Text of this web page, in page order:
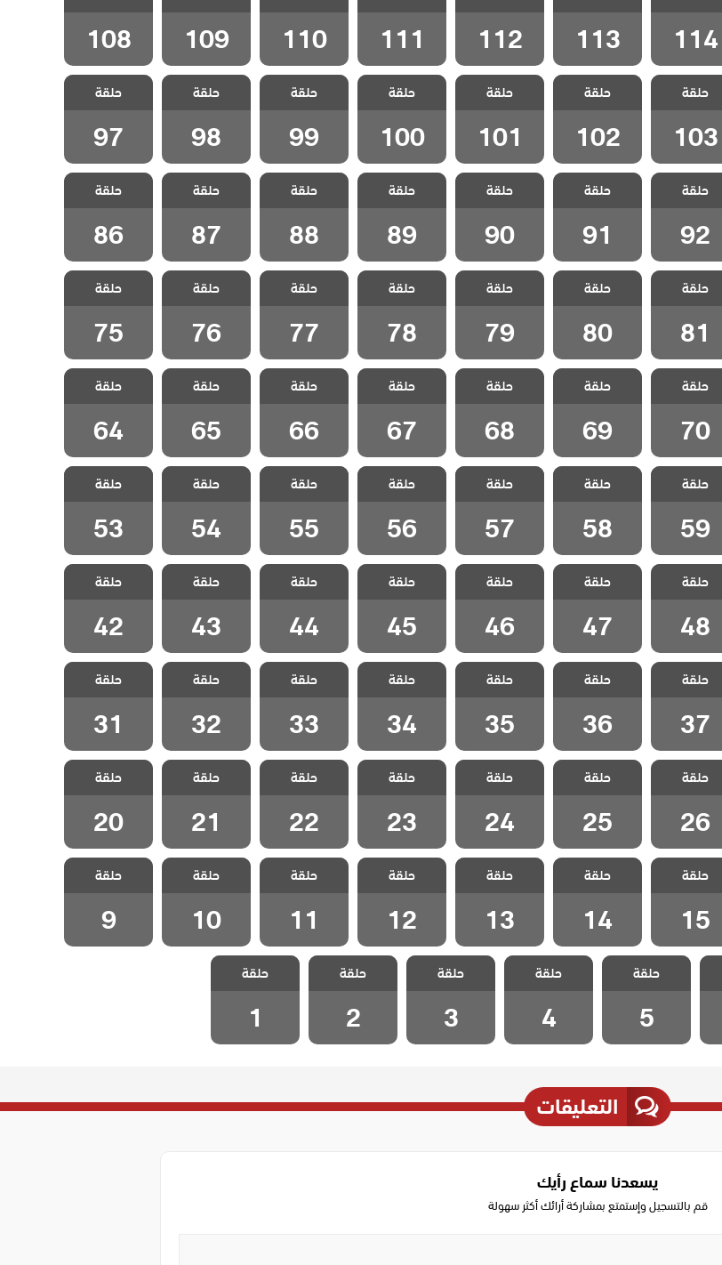
114
114
113
113
112
112
111
111
110
110
109
109
108
108
انا ام
مدبلج الحلقة
103
حلقة
103
مسلسل انا ام
مدبلج الحلقة
102
حلقة
102
مسلسل انا ام
مدبلج الحلقة
101
حلقة
101
مسلسل انا ام
مدبلج الحلقة
100
حلقة
100
مسلسل انا ام
مدبلج الحلقة 99
حلقة
99
مسلسل انا ام
مدبلج الحلقة 98
حلقة
98
مسلسل انا ام
مدبلج الحلقة 97
حلقة
97
انا ام
الحلقة 92
حلقة
92
مسلسل انا ام
مدبلج الحلقة 91
حلقة
91
مسلسل انا ام
مدبلج الحلقة 90
حلقة
90
مسلسل انا ام
مدبلج الحلقة 89
حلقة
89
مسلسل انا ام
مدبلج الحلقة 88
حلقة
88
مسلسل انا ام
مدبلج الحلقة 87
حلقة
87
مسلسل انا ام
مدبلج الحلقة 86
حلقة
86
انا ام
الحلقة 81
حلقة
81
مسلسل انا ام
مدبلج الحلقة 80
حلقة
80
مسلسل انا ام
مدبلج الحلقة 79
حلقة
79
مسلسل انا ام
مدبلج الحلقة 78
حلقة
78
مسلسل انا ام
مدبلج الحلقة 77
حلقة
77
مسلسل انا ام
مدبلج الحلقة 76
حلقة
76
مسلسل انا ام
مدبلج الحلقة 75
حلقة
75
انا ام
الحلقة 70
حلقة
70
مسلسل انا ام
مدبلج الحلقة 69
حلقة
69
مسلسل انا ام
مدبلج الحلقة 68
حلقة
68
مسلسل انا ام
مدبلج الحلقة 67
حلقة
67
مسلسل انا ام
مدبلج الحلقة 66
حلقة
66
مسلسل انا ام
مدبلج الحلقة 65
حلقة
65
مسلسل انا ام
مدبلج الحلقة 64
حلقة
64
انا ام
الحلقة 59
حلقة
59
مسلسل انا ام
مدبلج الحلقة 58
حلقة
58
مسلسل انا ام
مدبلج الحلقة 57
حلقة
57
مسلسل انا ام
مدبلج الحلقة 56
حلقة
56
مسلسل انا ام
مدبلج الحلقة 55
حلقة
55
مسلسل انا ام
مدبلج الحلقة 54
حلقة
54
مسلسل انا ام
مدبلج الحلقة 53
حلقة
53
انا ام
الحلقة 48
حلقة
48
مسلسل انا ام
مدبلج الحلقة 47
حلقة
47
مسلسل انا ام
مدبلج الحلقة 46
حلقة
46
مسلسل انا ام
مدبلج الحلقة 45
حلقة
45
مسلسل انا ام
مدبلج الحلقة 44
حلقة
44
مسلسل انا ام
مدبلج الحلقة 43
حلقة
43
مسلسل انا ام
مدبلج الحلقة 42
حلقة
42
انا ام
الحلقة 37
حلقة
37
مسلسل انا ام
مدبلج الحلقة 36
حلقة
36
مسلسل انا ام
مدبلج الحلقة 35
حلقة
35
مسلسل انا ام
مدبلج الحلقة 34
حلقة
34
مسلسل انا ام
مدبلج الحلقة 33
حلقة
33
مسلسل انا ام
مدبلج الحلقة 32
حلقة
32
مسلسل انا ام
مدبلج الحلقة 31
حلقة
31
انا ام
الحلقة 26
حلقة
26
مسلسل انا ام
مدبلج الحلقة 25
حلقة
25
مسلسل انا ام
مدبلج الحلقة 24
حلقة
24
مسلسل انا ام
مدبلج الحلقة 23
حلقة
23
مسلسل انا ام
مدبلج الحلقة 22
حلقة
22
مسلسل انا ام
مدبلج الحلقة 21
حلقة
21
مسلسل انا ام
مدبلج الحلقة 20
حلقة
20
انا ام
الحلقة 15
حلقة
15
مسلسل انا ام
مدبلج الحلقة 14
حلقة
14
مسلسل انا ام
مدبلج الحلقة 13
حلقة
13
مسلسل انا ام
مدبلج الحلقة 12
حلقة
12
مسلسل انا ام
مدبلج الحلقة 11
حلقة
11
مسلسل انا ام
مدبلج الحلقة 10
حلقة
10
مسلسل انا ام
مدبلج الحلقة 9
حلقة
9
مسلسل انا ام
مدبلج الحلقة 5
حلقة
5
مسلسل انا ام
مدبلج الحلقة 4
حلقة
4
مسلسل انا ام
مدبلج الحلقة 3
حلقة
3
مسلسل انا ام
مدبلج الحلقة 2
حلقة
2
مسلسل انا ام
مدبلج الحلقة 1
حلقة
1
التعليقات
يسعدنا سماع رأيك
قم بالتسجيل وإستمتع بمشاركة أرائك أكثر سهولة